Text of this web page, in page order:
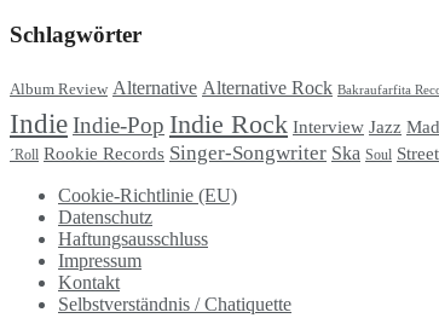
Schlagwörter
Album Review Alternative Alternative Rock Bakraufarfita
IndieIndie-Pop Indie Rock Interview Jazz
´Roll Rookie Records Singer-Songwriter Ska Soul
Cookie-Richtlinie (EU)
Datenschutz
Haftungsausschluss
Impressum
Kontakt
Selbstverständnis / Chatiquette